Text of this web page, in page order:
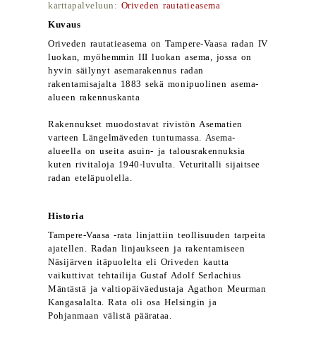
karttapalveluun: Oriveden rautatieasema
Kuvaus
Oriveden rautatieasema on Tampere-Vaasa radan IV
luokan, myöhemmin III luokan asema, jossa on
hyvin säilynyt asemarakennus radan
rakentamisajalta 1883 sekä monipuolinen asema-
alueen rakennuskanta
Rakennukset muodostavat rivistön Asematien
varteen Längelmäveden tuntumassa. Asema-
alueella on useita asuin- ja talousrakennuksia
kuten rivitaloja 1940-luvulta. Veturitalli sijaitsee
radan eteläpuolella.
Historia
Tampere-Vaasa -rata linjattiin teollisuuden tarpeita
ajatellen. Radan linjaukseen ja rakentamiseen
Näsijärven itäpuolelta eli Oriveden kautta
vaikuttivat tehtailija Gustaf Adolf Serlachius
Mäntästä ja valtiopäiväedustaja Agathon Meurman
Kangasalalta. Rata oli osa Helsingin ja
Pohjanmaan välistä päärataa.